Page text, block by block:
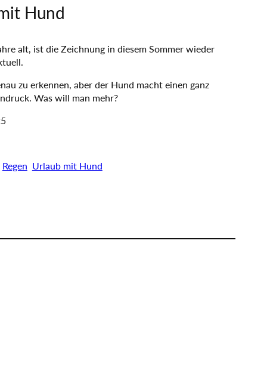
Hund
alt, ist die Zeichnung in diesem Sommer wieder
zu erkennen, aber der Hund macht einen ganz
Was will man mehr?
Regen Urlaub mit Hund